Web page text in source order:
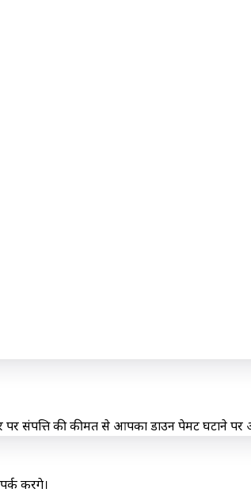
संपत्ति की कीमत से आपका डाउन पेमेंट घटाने पर
करेंगे।